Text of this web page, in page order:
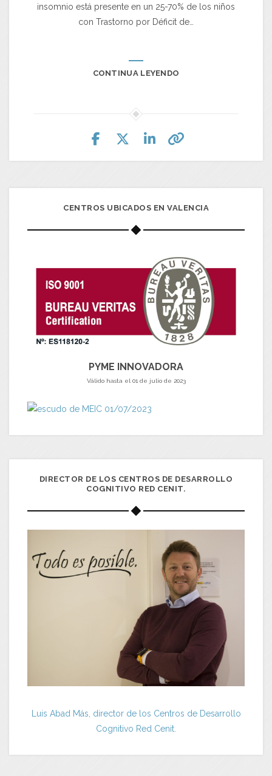
insomnio está presente en un 25-70% de los niños
con Trastorno por Déficit de…
CONTINUA LEYENDO
CENTROS UBICADOS EN VALENCIA
PYME INNOVADORA
Válido hasta el 01 de julio de 2023
DIRECTOR DE LOS CENTROS DE DESARROLLO
COGNITIVO RED CENIT.
Luis Abad Más, director de los Centros de Desarrollo
Cognitivo Red Cenit.